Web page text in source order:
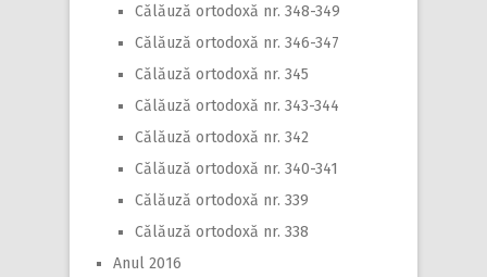
Călăuză ortodoxă nr. 348-349
Călăuză ortodoxă nr. 346-347
Călăuză ortodoxă nr. 345
Călăuză ortodoxă nr. 343-344
Călăuză ortodoxă nr. 342
Călăuză ortodoxă nr. 340-341
Călăuză ortodoxă nr. 339
Călăuză ortodoxă nr. 338
Anul 2016